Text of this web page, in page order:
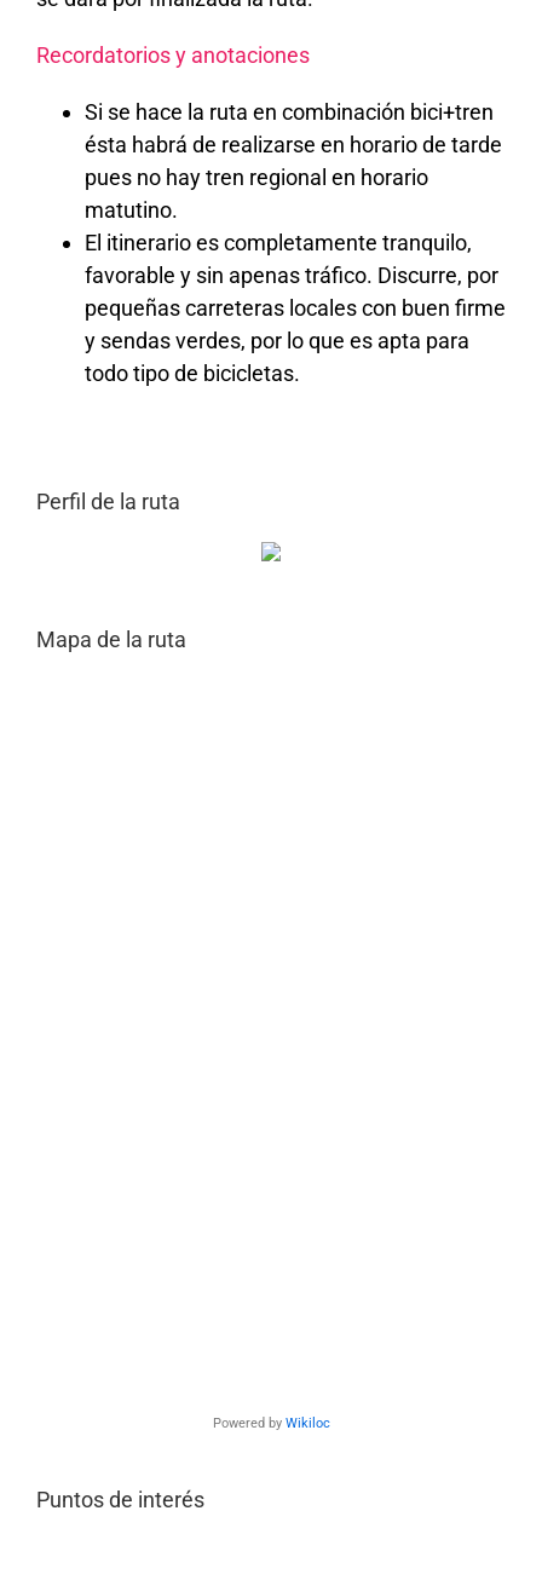
Recordatorios y anotaciones
Si se hace la ruta en combinación bici+tren
ésta habrá de realizarse en horario de tarde
pues no hay tren regional en horario
matutino.
El itinerario es completamente tranquilo,
favorable y sin apenas tráfico. Discurre, por
pequeñas carreteras locales con buen firme
y sendas verdes, por lo que es apta para
todo tipo de bicicletas.
Perfil de la ruta
Mapa de la ruta
Powered by Wikiloc
Puntos de interés